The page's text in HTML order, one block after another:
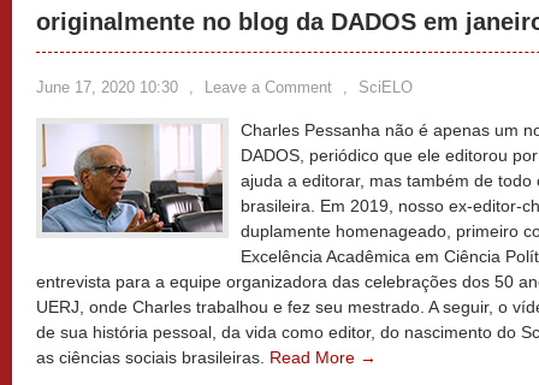
originalmente no blog da DADOS em
June 17, 2020 10:30 , Leave a Comment , SciELO
Charles Pessanha não é apenas um
DADOS, periódico que ele editorou
ajuda a editorar, mas também de
brasileira. Em 2019, nosso ex-editor-
duplamente homenageado, primeiro
Excelência Acadêmica em Ciência
entrevista para a equipe organizadora das celebrações dos 50
UERJ, onde Charles trabalhou e fez seu mestrado. A seguir, o
de sua história pessoal, da vida como editor, do nascimento do
as ciências sociais brasileiras. Read More →